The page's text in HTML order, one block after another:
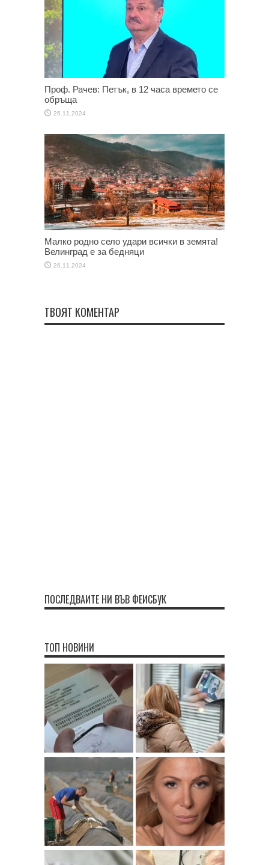
Проф. Рачев: Петък, в 12 часа времето се
обръща
26.11.2024
Малко родно село удари всички в земята!
Велинград е за бедняци
26.11.2024
ТВОЯТ КОМЕНТАР
ПОСЛЕДВАЙТЕ НИ ВЪВ ФЕЙСБУК
ТОП НОВИНИ